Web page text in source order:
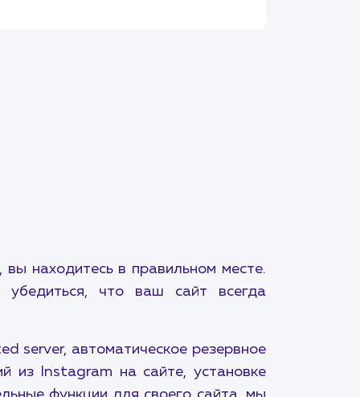
находитесь в правильном месте.
что ваш сайт всегда
server, автоматическое резервное
из Instagram на сайте, установке